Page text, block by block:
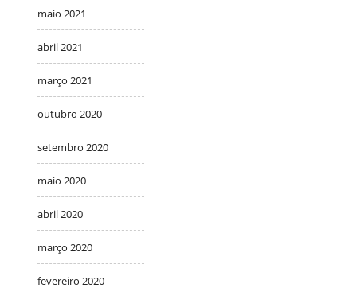
maio 2021
abril 2021
março 2021
outubro 2020
setembro 2020
maio 2020
abril 2020
março 2020
fevereiro 2020